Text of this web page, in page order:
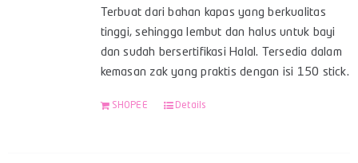
Terbuat dari bahan kapas yang berkualitas
tinggi, sehingga lembut dan halus untuk bayi
dan sudah bersertifikasi Halal. Tersedia dalam
kemasan zak yang praktis dengan isi 150 stick.
SHOPEE Details